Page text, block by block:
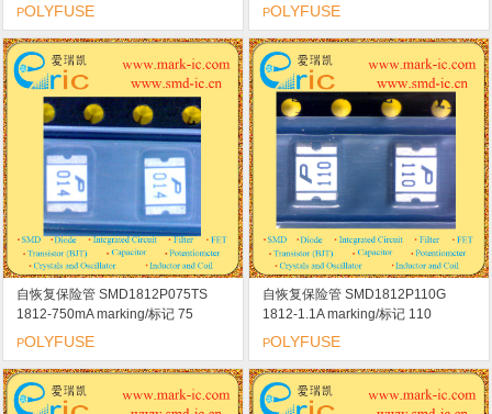
POLYFUSE POLYFUSE
自恢复保险管 SMD1812P075TS
1812-750mA marking/标记 75
POLYFUSE
自恢复保险管 SMD1812P110G
1812-1.1A marking/标记 110
POLYFUSE